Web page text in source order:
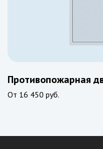
Противопожарная
От 16 450 руб.